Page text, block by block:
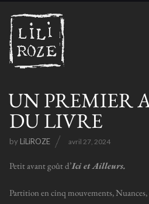
UN PREMIER
DU LIVRE
by LiLiROZE avril 27, 2024
Petit avant goût d’Ici et Ailleurs.
Partition en cinq mouvements, Nuances,